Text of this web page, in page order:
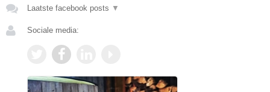
Laatste facebook posts ▼
Sociale media: